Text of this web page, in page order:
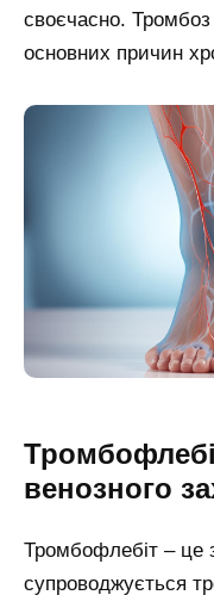
своєчасно.
основних причин
венозного
Тромбофлебіт – це
супроводжується